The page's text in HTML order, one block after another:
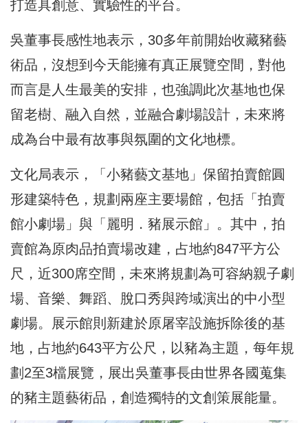
打造具創意、實驗性的平台。
吳董事長感性地表示，30多年前開始收藏豬藝
術品，沒想到今天能擁有真正展覽空間，對他
而言是人生最美的安排，也強調此次基地也保
留老樹、融入自然，並融合劇場設計，未來將
成為台中最有故事與氛圍的文化地標。
文化局表示，「小豬藝文基地」保留拍賣館圓
形建築特色，規劃兩座主要場館，包括「拍賣
館小劇場」與「麗明．豬展示館」。其中，拍
賣館為原肉品拍賣場改建，占地約847平方公
尺，近300席空間，未來將規劃為可容納親子劇
場、音樂、舞蹈、脫口秀與跨域演出的中小型
劇場。展示館則新建於原屠宰設施拆除後的基
地，占地約643平方公尺，以豬為主題，每年規
劃2至3檔展覽，展出吳董事長由世界各國蒐集
的豬主題藝術品，創造獨特的文創策展能量。